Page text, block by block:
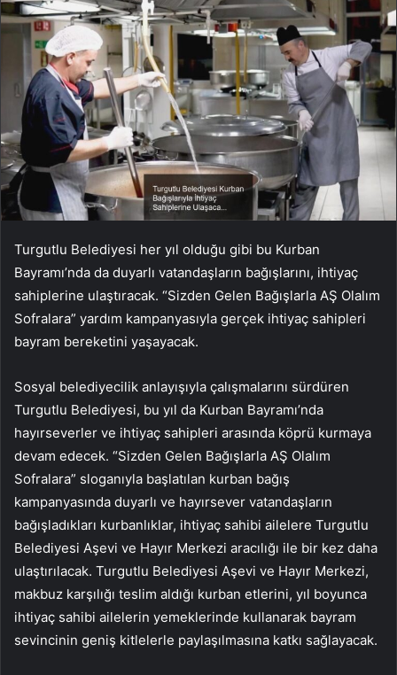
Turgutlu Belediyesi her yıl olduğu gibi bu Kurban
Bayramı’nda da duyarlı vatandaşların bağışlarını, ihtiyaç
sahiplerine ulaştıracak. “Sizden Gelen Bağışlarla AŞ Olalım
Sofralara” yardım kampanyasıyla gerçek ihtiyaç sahipleri
bayram bereketini yaşayacak.
Sosyal belediyecilik anlayışıyla çalışmalarını sürdüren
Turgutlu Belediyesi, bu yıl da Kurban Bayramı’nda
hayırseverler ve ihtiyaç sahipleri arasında köprü kurmaya
devam edecek. “Sizden Gelen Bağışlarla AŞ Olalım
Sofralara” sloganıyla başlatılan kurban bağış
kampanyasında duyarlı ve hayırsever vatandaşların
bağışladıkları kurbanlıklar, ihtiyaç sahibi ailelere Turgutlu
Belediyesi Aşevi ve Hayır Merkezi aracılığı ile bir kez daha
ulaştırılacak. Turgutlu Belediyesi Aşevi ve Hayır Merkezi,
makbuz karşılığı teslim aldığı kurban etlerini, yıl boyunca
ihtiyaç sahibi ailelerin yemeklerinde kullanarak bayram
sevincinin geniş kitlelerle paylaşılmasına katkı sağlayacak.